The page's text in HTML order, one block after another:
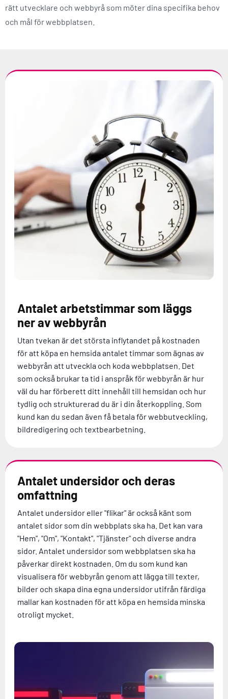
rätt utvecklare och webbyrå som möter dina specifika behov
och mål för webbplatsen.
Antalet arbetstimmar som läggs
ner av webbyrån
Utan tvekan är det största inflytandet på kostnaden
för att köpa en hemsida antalet timmar som ägnas av
webbyrån att utveckla och koda webbplatsen. Det
som också brukar ta tid i anspråk för webbyrån är hur
väl du har förberett ditt innehåll till hemsidan och hur
tydlig och strukturerad du är i din återkoppling. Som
kund kan du sedan även få betala för webbutveckling,
bildredigering och textbearbetning.
Antalet undersidor och deras
omfattning
Antalet undersidor eller "flikar" är också känt som
antalet sidor som din webbplats ska ha. Det kan vara
"Hem", "Om", "Kontakt", "Tjänster" och diverse andra
sidor. Antalet undersidor som webbplatsen ska ha
påverkar direkt kostnaden. Om du som kund kan
visualisera för webbyrån genom att lägga till texter,
bilder och skapa dina egna undersidor utifrån färdiga
mallar kan kostnaden för att köpa en hemsida minska
otroligt mycket.